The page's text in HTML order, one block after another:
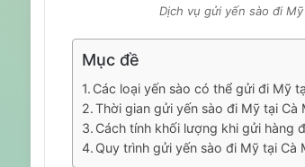
Dịch vụ gửi yến sào đi
Mục đề
Các loại yến sào có thể gửi đi Mỹ
Thời gian gửi yến sào đi Mỹ tại
Cách tính khối lượng khi gửi hàng
Quy trình gửi yến sào đi Mỹ tại Cà